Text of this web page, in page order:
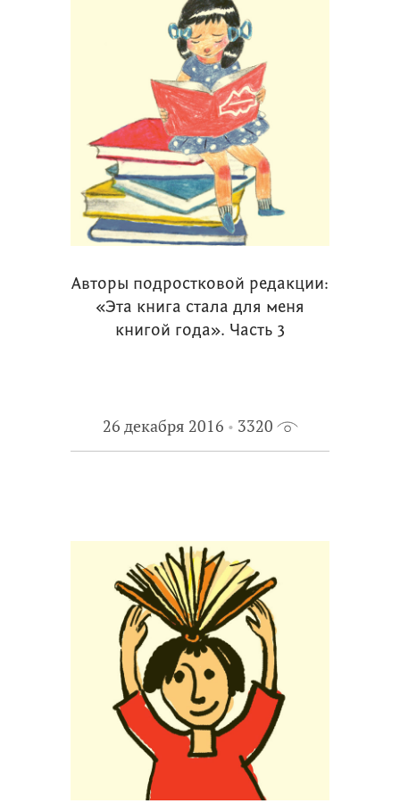
Авторы подростковой редакции:
«Эта книга стала для меня
книгой года». Часть 3
26 декабря 2016 3320